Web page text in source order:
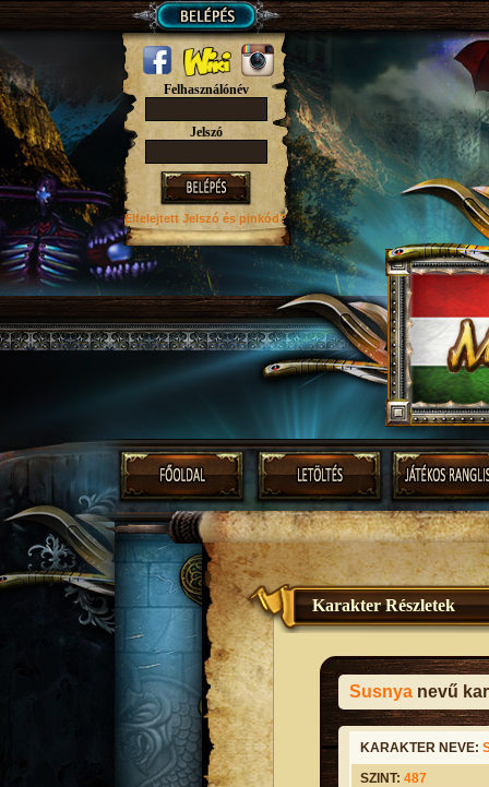
Felhasználónév
Jelszó
Elfelejtett Jelszó és pinkód?
Karakter Részletek
Susnya nevű
KARAKTER NEVE:
SZINT: 487